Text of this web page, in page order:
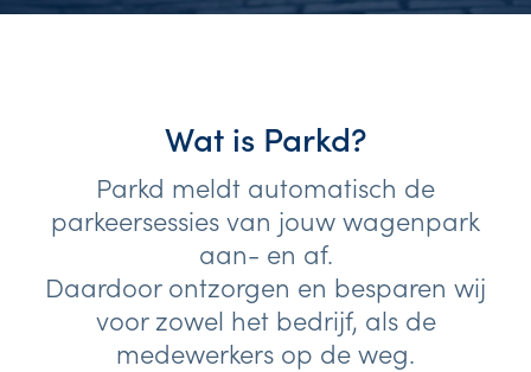
Wat is Parkd?
Parkd meldt automatisch de
parkeersessies van jouw wagenpark
aan- en af.
Daardoor ontzorgen en besparen wij
voor zowel het bedrijf, als de
medewerkers op de weg.